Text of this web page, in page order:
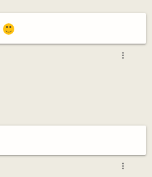
:)
more_vert
more_vert